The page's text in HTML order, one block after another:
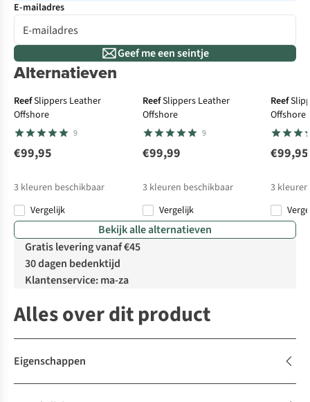
E-mailadres
Geef me een seintje
Alternatieven
ReefSlippers Leather
Offshore
9
€99,95
3 kleuren beschikbaar
Vergelijk
ReefSlippers Leather
Offshore
9
€99,99
3 kleuren beschikbaar
Vergelijk
Reef
Offshore
€99,95
3
Bekijk alle alternatieven
Gratis levering vanaf €45
30 dagen bedenktijd
Klantenservice: ma-za
Alles over dit product
Eigenschappen